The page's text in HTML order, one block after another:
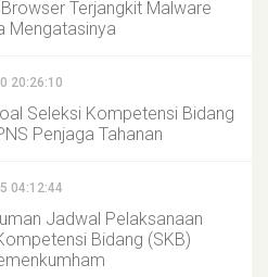
Terjangkit Malware
Mengatasinya
20:26:10
Seleksi Kompetensi Bidang
Penjaga Tahanan
04:12:44
Jadwal Pelaksanaan
Bidang (SKB)